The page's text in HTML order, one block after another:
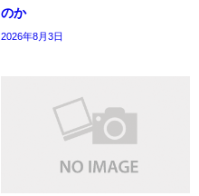
のか
2026年8月3日